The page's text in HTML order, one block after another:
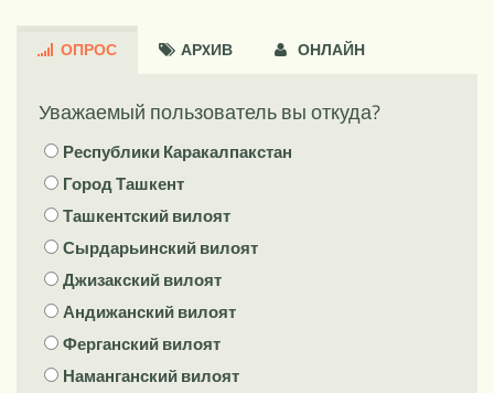
ОПРОС АРXИВ ОНЛАЙН
Уважаемый пользователь вы откуда?
Республики Каракалпакстан
Город Ташкент
Ташкентский вилоят
Сырдарьинский вилоят
Джизакский вилоят
Андижанский вилоят
Ферганский вилоят
Наманганский вилоят